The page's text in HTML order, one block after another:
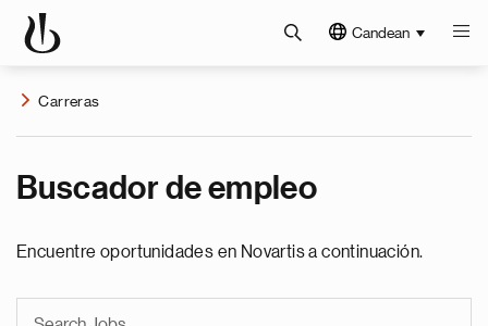
Candean
Carreras
Buscador de empleo
Encuentre oportunidades en Novartis a continuación.